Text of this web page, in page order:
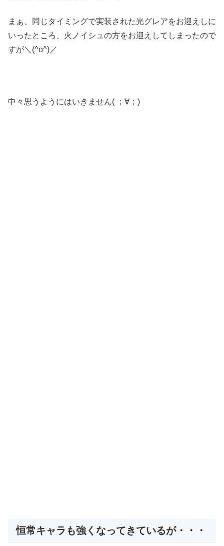
まぁ、同じタイミングで実装された光グレアをお迎えしに
いったところ、火ノイシュの方をお迎えしてしまったので
すが＼(^o^)／
中々思うようにはいきません( ；∀；)
恒常キャラも強くなってきているが・・・